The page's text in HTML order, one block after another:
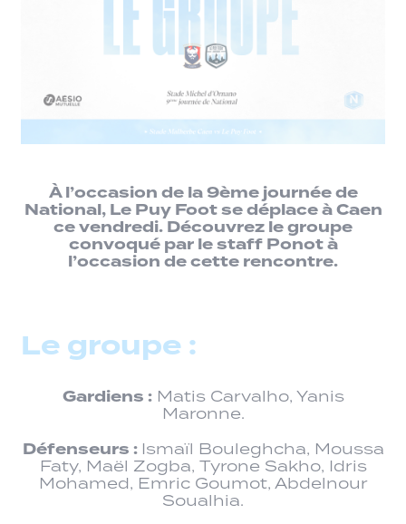
À l’occasion de la 9ème journée de
National, Le Puy Foot se déplace à Caen
ce vendredi. Découvrez le groupe
convoqué par le staff Ponot à
l’occasion de cette rencontre.
Le groupe :
Gardiens :Matis Carvalho, Yanis
Maronne.
Défenseurs : Ismaïl Bouleghcha, Moussa
Faty, Maël Zogba, Tyrone Sakho, Idris
Mohamed, Emric Goumot, Abdelnour
Soualhia.